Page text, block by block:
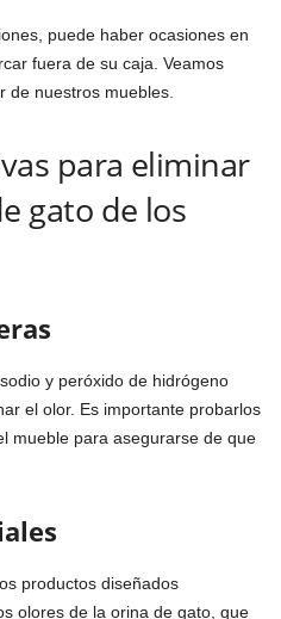
puede haber ocasiones en
fuera de su caja. Veamos
de nuestros muebles.
para eliminar
gato de los
y peróxido de hidrógeno
el olor. Es importante probarlos
mueble para asegurarse de que
productos diseñados
olores de la orina de gato, que